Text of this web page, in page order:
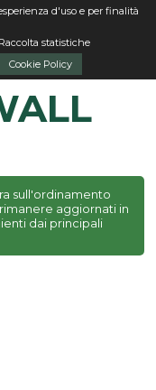
Apri
d'uso e per finalità
Raccolta statistiche
Cookie Policy
sull'ordinamento
aggiornati in
dai principali